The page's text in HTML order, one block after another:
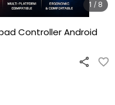
1 / 8
Controller Android